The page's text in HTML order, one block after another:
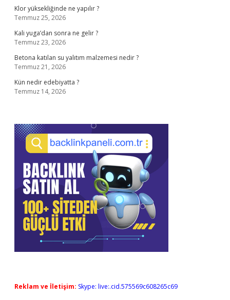
Klor yüksekliğinde ne yapılır ?
Temmuz 25, 2026
Kali yuga’dan sonra ne gelir ?
Temmuz 23, 2026
Betona katılan su yalıtım malzemesi nedir ?
Temmuz 21, 2026
Kün nedir edebiyatta ?
Temmuz 14, 2026
Reklam ve İletişim: Skype: live:.cid.575569c608265c69